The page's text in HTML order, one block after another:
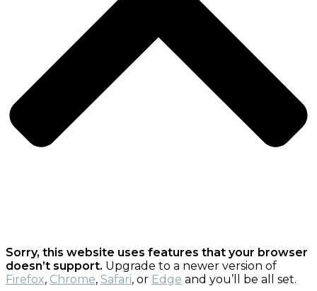
Sorry, this website uses features that your browser
doesn’t support. Upgrade to a newer version of
Firefox, Chrome, Safari, or Edge and you’ll be all set.